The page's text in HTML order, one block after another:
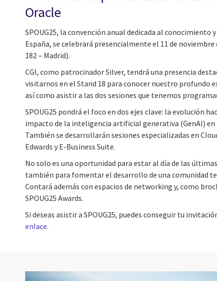
Oracle
SPOUG25, la convención anual dedicada al conocimiento
España, se celebrará presencialmente el 11 de noviembre
182 – Madrid).
CGI, como patrocinador Silver, tendrá una presencia
visitarnos en el Stand 18 para conocer nuestro profundo
así como asistir a las dos sesiones que tenemos
SPOUG25 pondrá el foco en dos ejes clave: la evolución
impacto de la inteligencia artificial generativa (GenAI)
También se desarrollarán sesiones especializadas en
Edwards y E-Business Suite.
No solo es una oportunidad para estar al día de las
también para fomentar el desarrollo de una comunidad
Contará además con espacios de networking y, como
SPOUG25 Awards.
Si deseas asistir a SPOUG25, puedes conseguir tu
enlace.